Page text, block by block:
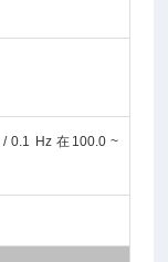
0.1 Hz 在100.0 ~